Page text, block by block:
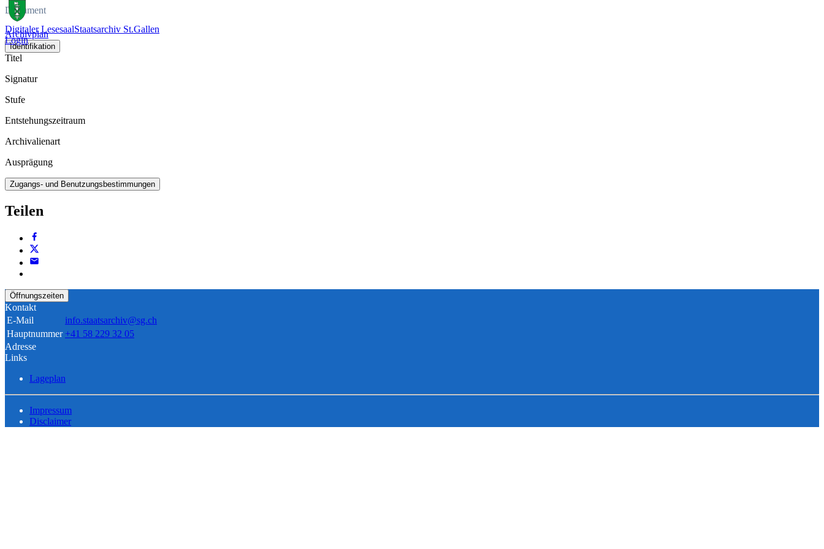
Digitaler LesesaalStaatsarchiv St.Gallen
Login
Dokument
Archivplan
Identifikation
Titel
Signatur
Stufe
Entstehungszeitraum
Archivalienart
Ausprägung
Zugangs- und Benutzungsbestimmungen
Teilen
Öffnungszeiten
Kontakt
E-Mail
info.staatsarchiv@sg.ch
Hauptnummer +41 58 229 32 05
Adresse
Links
Lageplan
Impressum
Disclaimer